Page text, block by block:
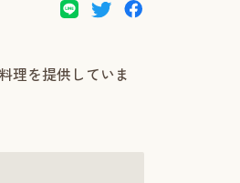
理を提供していま